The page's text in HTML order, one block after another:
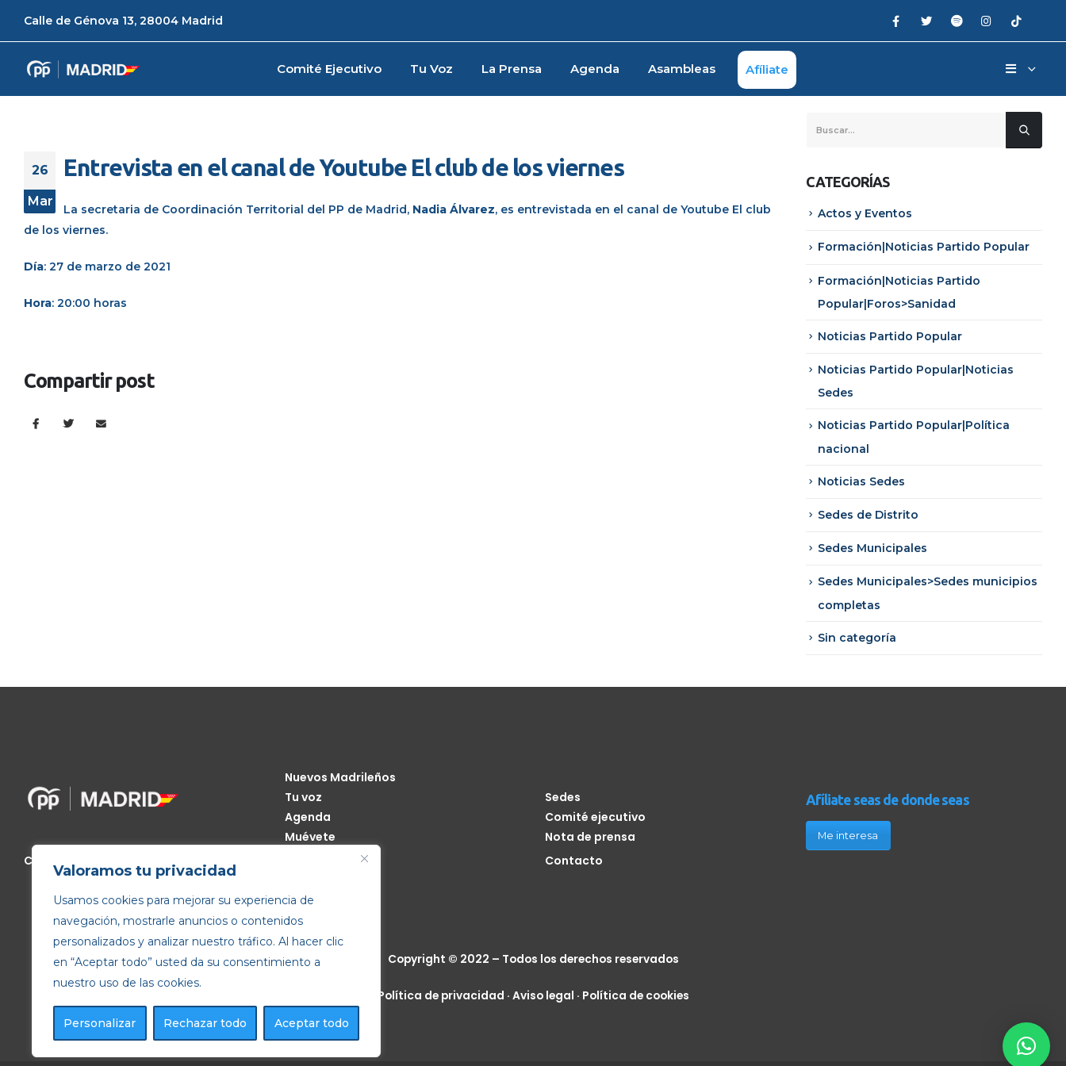
Valoramos tu privacidad
Usamos cookies para mejorar su experiencia de
navegación, mostrarle anuncios o contenidos
personalizados y analizar nuestro tráfico. Al hacer clic
en “Aceptar todo” usted da su consentimiento a
nuestro uso de las cookies.
Personalizar Rechazar todo Aceptar todo
Calle de Génova 13, 28004 Madrid
Comité Ejecutivo Tu Voz La Prensa Agenda Asambleas Afíliate
26
Mar
Entrevista en el canal de Youtube El club de los viernes
La secretaria de Coordinación Territorial del PP de Madrid, Nadia Álvarez, es entrevistada en el canal de Youtube El club
de los viernes.
Día: 27 de marzo de 2021
Hora: 20:00 horas
Compartir post
CATEGORÍAS
Actos y Eventos
Formación|Noticias Partido Popular
Formación|Noticias Partido
Popular|Foros>Sanidad
Noticias Partido Popular
Noticias Partido Popular|Noticias
Sedes
Noticias Partido Popular|Política
nacional
Noticias Sedes
Sedes de Distrito
Sedes Municipales
Sedes Municipales>Sedes municipios
completas
Sin categoría
Calle de Génova, 13, 28004 Madrid
Nuevos Madrileños
Tu voz
Agenda
Muévete
Sedes
Comité ejecutivo
Nota de prensa
Contacto
Afíliate seas de donde seas
Me interesa
Copyright © 2022 – Todos los derechos reservados
Política de privacidad · Aviso legal · Política de cookies